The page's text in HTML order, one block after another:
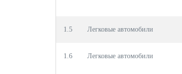
1.5 Легковые автомобили
1.6 Легковые автомобили